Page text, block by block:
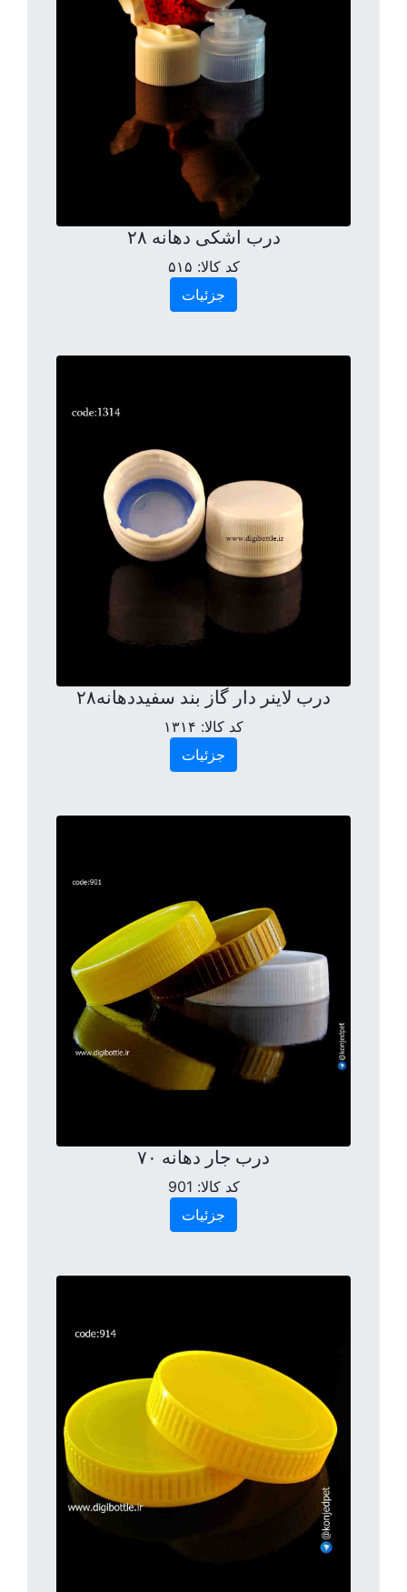
درب اشکی دهانه ۲۸
کد کالا: ۵۱۵
جزئیات
درب لاینر دار گاز بند سفیددهانه۲۸
کد کالا: ۱۳۱۴
جزئیات
درب جار دهانه ۷۰
کد کالا: 901
جزئیات